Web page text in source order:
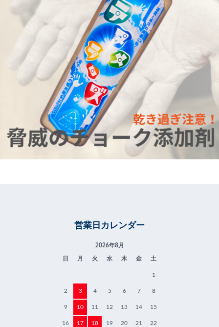
営業日カレンダー
2026年8月
日 月 火 水 木 金 土
1
2 3 4 5 6 7 8
9 10 11 12 13 14 15
16 17 18 19 20 21 22